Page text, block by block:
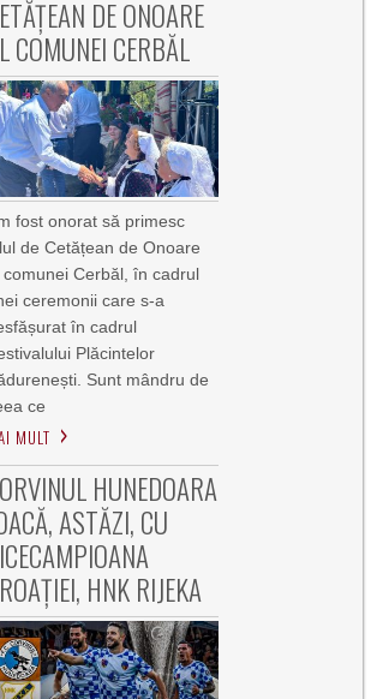
DE ONOARE
COMUNEI CERBĂL
fost onorat să primesc
de Cetățean de Onoare
comunei Cerbăl, în cadrul
ceremonii care s-a
în cadrul
Plăcintelor
Sunt mândru de
ce
MULT
HUNEDOARA
ASTĂZI, CU
HNK RIJEKA